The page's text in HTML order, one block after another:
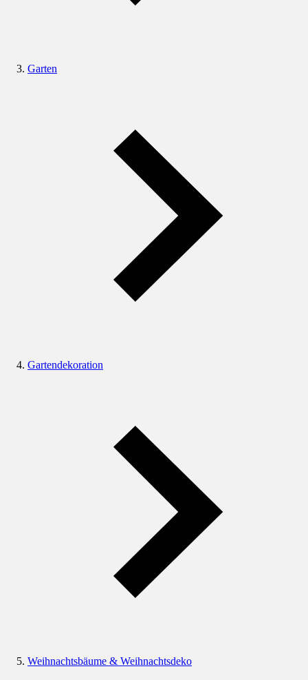
Garten
Gartendekoration
Weihnachtsbäume & Weihnachtsdeko